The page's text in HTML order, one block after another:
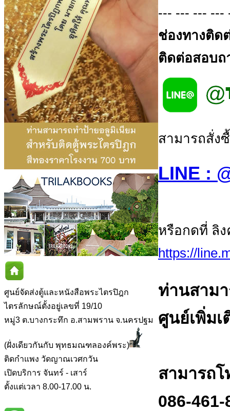
ศูนย์จัดส่งตู้และหนังสือพระไตรปิฎก
ไตรลักษณ์ตั้งอยู่เลขที่ 19/10
หมู่3 ต.บางกระทึก อ.สามพราน จ.นครปฐม
(ฝั่งเดียวกันกับ พุทธมณฑลองค์พระ)
ติดกำแพง วัดญาณเวศกวัน
เปิดบริการ จันทร์ - เสาร์
ตั้งแต่เวลา 8.00-17.00 น.
--- --- --- ---
ช่องทางติด
ติดต่อสอบถ
สามารถสั่ง
LINE :
หรือกดที่ ลิง
https://
ท่านสาม
ศูนย์เพิ่มเ
สามารถ
086-461-